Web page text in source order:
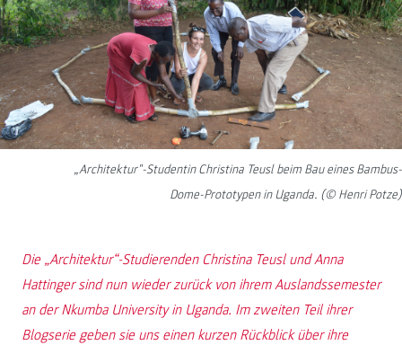
„Architektur"-Studentin Christina Teusl beim Bau eines Bambus-
Dome-Prototypen in Uganda. (© Henri Potze)
Die „Architektur“-Studierenden Christina Teusl und Anna
Hattinger sind nun wieder zurück von ihrem Auslandssemester
an der Nkumba University in Uganda. Im zweiten Teil ihrer
Blogserie geben sie uns einen kurzen Rückblick über ihre